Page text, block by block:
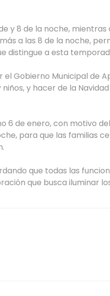
y 8 de la noche, mientras
a las 8 de la noche,
distingue a esta
Gobierno Municipal de
y hacer de la Navidad
6 de enero, con motivo
para que las familias
que todas las
que busca iluminar